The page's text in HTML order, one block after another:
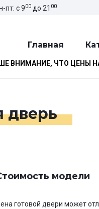
пт: с 900 до 21 00
Главная
ВНИМАНИЕ, ЧТО ЦЕНЫ
дверь
модели
готовой двери может